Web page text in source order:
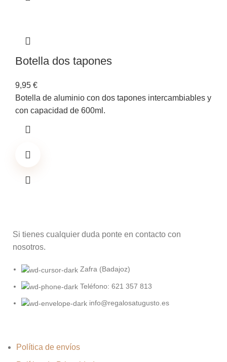
Botella dos tapones
9,95 €
Botella de aluminio con dos tapones intercambiables y
con capacidad de 600ml.
Si tienes cualquier duda ponte en contacto con
nosotros.
Zafra (Badajoz)
Teléfono: 621 357 813
info@regalosatugusto.es
Política de envíos